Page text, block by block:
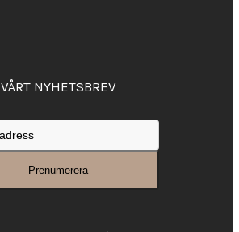
VÅRT NYHETSBREV